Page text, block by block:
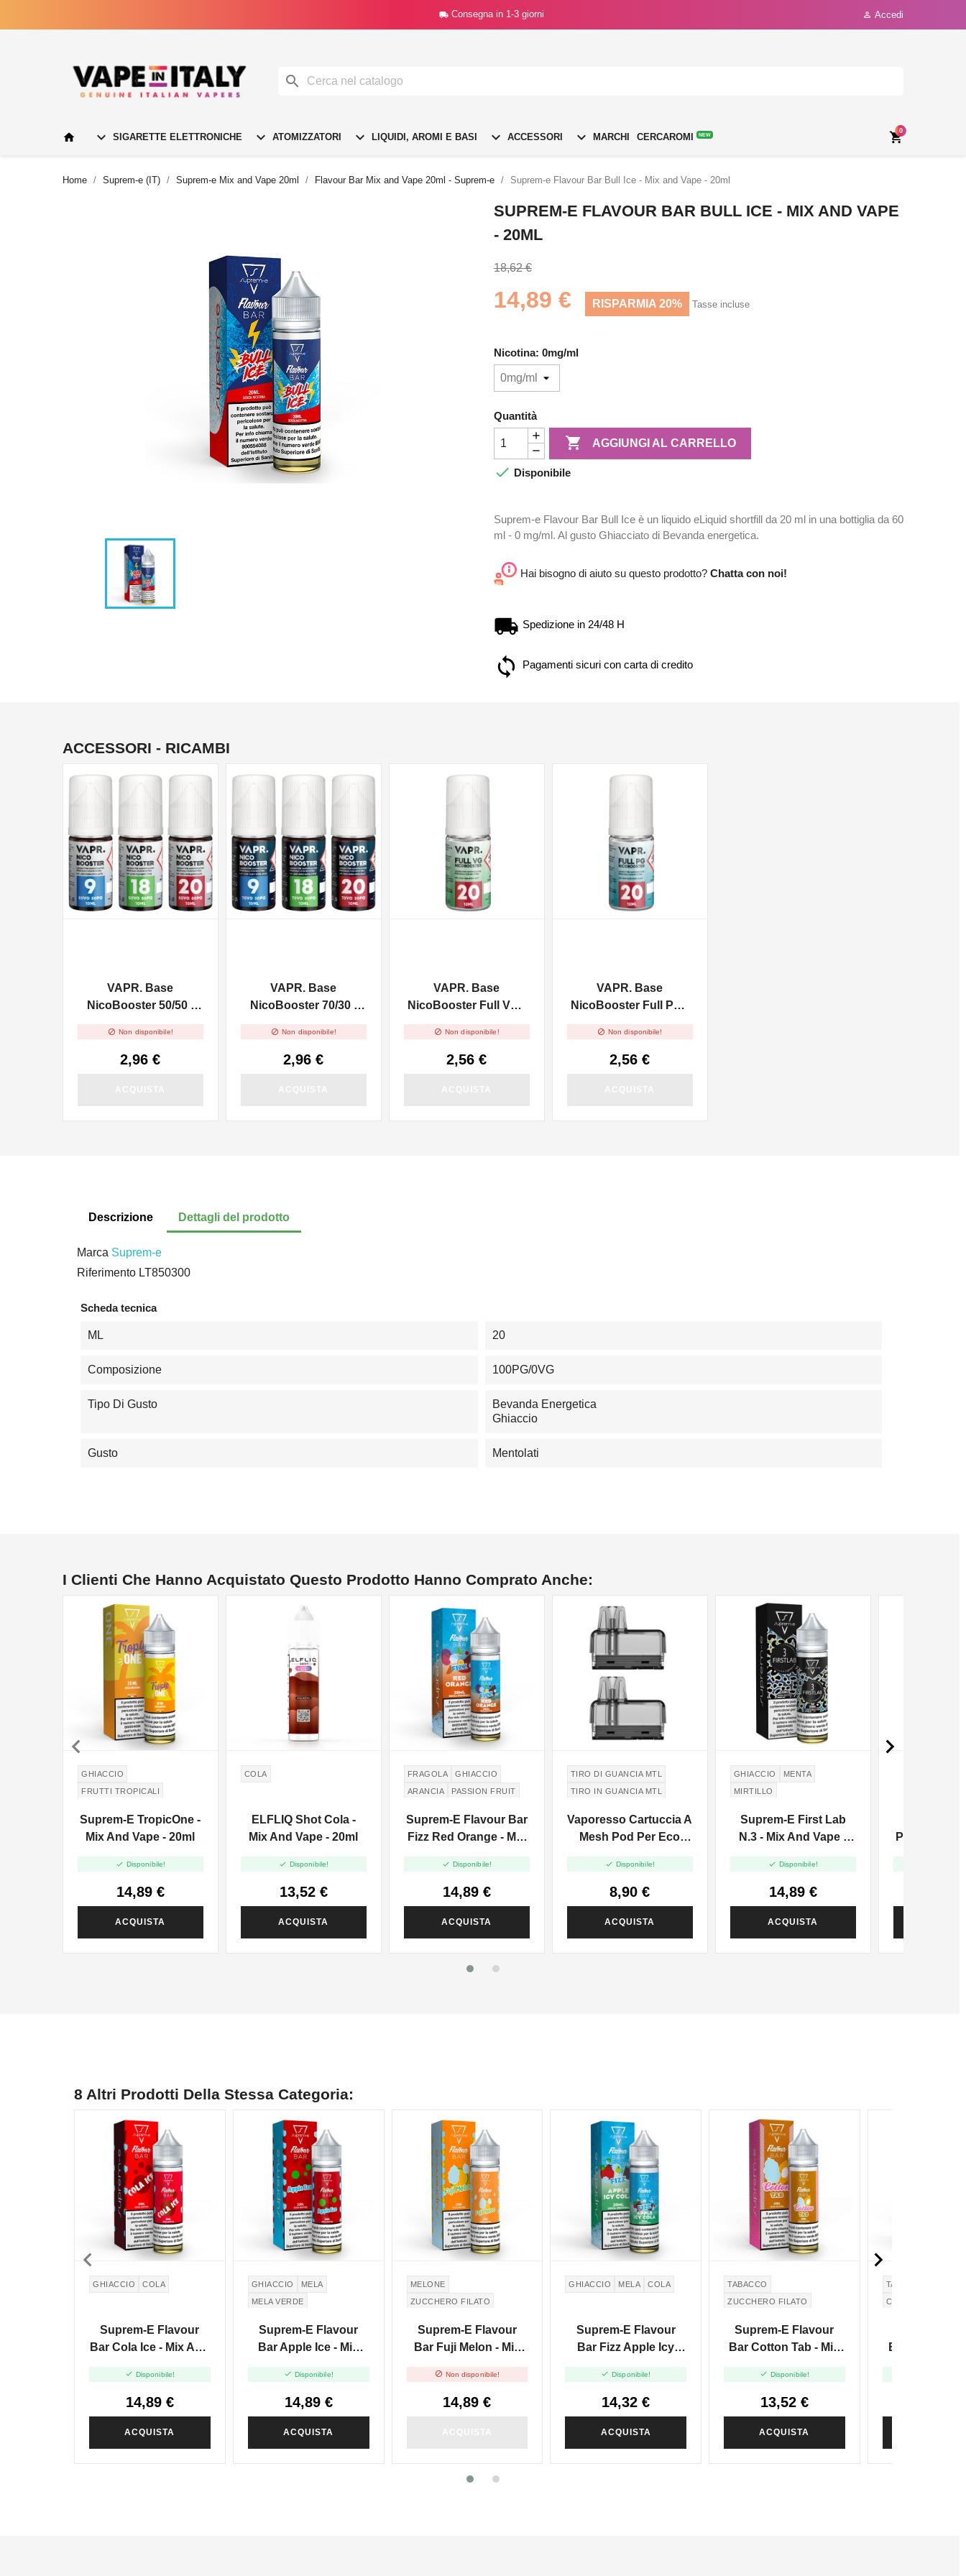
 Consegna in 1-3 giorni  Accedi

  SIGARETTE ELETTRONICHE  ATOMIZZATORI  LIQUIDI, AROMI E BASI  ACCESSORI  MARCHI CERCAROMI NEW 
0
Home Suprem-e (IT) Suprem-e Mix and Vape 20ml Flavour Bar Mix and Vape 20ml - Suprem-e Suprem-e Flavour Bar Bull Ice - Mix and Vape - 20ml
SUPREM-E FLAVOUR BAR BULL ICE - MIX AND VAPE
- 20ML
18,62 €
14,89 € RISPARMIA 20% Tasse incluse
Nicotina: 0mg/ml
Quantità
 AGGIUNGI AL CARRELLO
 Disponibile
Suprem-e Flavour Bar Bull Ice è un liquido eLiquid shortfill da 20 ml in una bottiglia da 60
ml - 0 mg/ml. Al gusto Ghiacciato di Bevanda energetica.
Hai bisogno di aiuto su questo prodotto? Chatta con noi!
Spedizione in 24/48 H
Pagamenti sicuri con carta di credito
ACCESSORI - RICAMBI
VAPR. Base
NicoBooster 50/50 -
 Non disponibile!
2,96 €
VAPR. Base
NicoBooster 70/30 -
 Non disponibile!
2,96 €
VAPR. Base
NicoBooster Full VG -
 Non disponibile!
2,56 €
VAPR. Base
NicoBooster Full PG -
 Non disponibile!
2,56 €
Descrizione Dettagli del prodotto
Marca Suprem-e
Riferimento LT850300
Scheda tecnica
ML 20
Composizione 100PG/0VG
Tipo Di Gusto
Bevanda Energetica
Ghiaccio
Gusto Mentolati
I Clienti Che Hanno Acquistato Questo Prodotto Hanno Comprato Anche:
GHIACCIO
FRUTTI TROPICALI
Suprem-E TropicOne -
Mix And Vape - 20ml
 Disponibile!
14,89 €
ACQUISTA
COLA
ELFLIQ Shot Cola -
Mix And Vape - 20ml
 Disponibile!
13,52 €
ACQUISTA
FRAGOLA
GHIACCIO
ARANCIA
PASSION FRUIT
Suprem-E Flavour Bar
Fizz Red Orange - Mix
 Disponibile!
14,89 €
ACQUISTA
TIRO DI GUANCIA MTL
TIRO IN GUANCIA MTL
Vaporesso Cartuccia A
Mesh Pod Per Eco
 Disponibile!
8,90 €
ACQUISTA
GHIACCIO
MENTA
MIRTILLO
RIBES
WILD STRAWBERRIES
AMARENA
Suprem-E First Lab
N.3 - Mix And Vape -
 Disponibile!
14,89 €
ACQUISTA
Propilenico
 
8 Altri Prodotti Della Stessa Categoria:
GHIACCIO COLA
Suprem-E Flavour
Bar Cola Ice - Mix And
 Disponibile!
14,89 €
ACQUISTA
GHIACCIO
MELA
MELA VERDE
Suprem-E Flavour
Bar Apple Ice - Mix
 Disponibile!
14,89 €
ACQUISTA
MELONE
ZUCCHERO FILATO
Suprem-E Flavour
Bar Fuji Melon - Mix
 Non disponibile!
14,89 €
NON DISPONIBILE
GHIACCIO MELA COLA
Suprem-E Flavour
Bar Fizz Apple Icy
20ml
 Disponibile!
14,32 €
ACQUISTA
TABACCO
ZUCCHERO FILATO
Suprem-E Flavour
Bar Cotton Tab - Mix
 Disponibile!
13,52 €
ACQUISTA
TABACCO
CREMA
Bar Cream
 